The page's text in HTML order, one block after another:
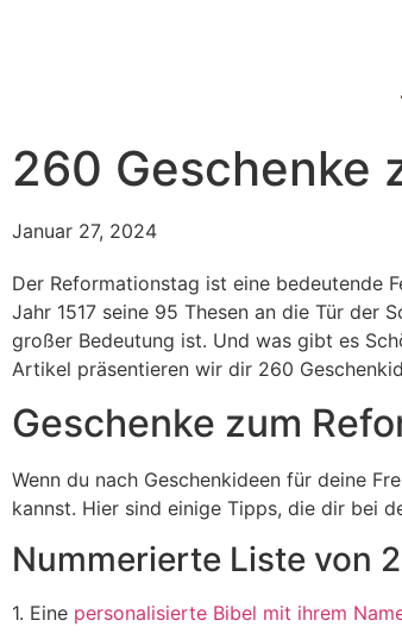
260 Geschenke
Januar 27, 2024
Der Reformationstag ist eine bedeutende
Jahr 1517 seine 95 Thesen an die Tür der
großer Bedeutung ist. Und was gibt es
Artikel präsentieren wir dir 260
Geschenke zum
Wenn du nach Geschenkideen für deine
kannst. Hier sind einige Tipps, die dir bei
Nummerierte Liste von
1. Eine personalisierte Bibel mit ihrem